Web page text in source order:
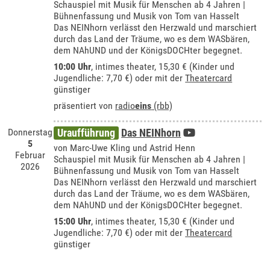
Schauspiel mit Musik für Menschen ab 4 Jahren |
Bühnenfassung und Musik von Tom van Hasselt
Das NEINhorn verlässt den Herzwald und marschiert
durch das Land der Träume, wo es dem WASbären,
dem NAhUND und der KönigsDOCHter begegnet.
10:00 Uhr, intimes theater, 15,30 € (Kinder und
Jugendliche: 7,70 €) oder mit derTheatercard
günstiger
präsentiert von radioeins (rbb)
Donnerstag
5
Februar
2026
Uraufführung Das NEINhorn
von Marc-Uwe Kling und Astrid Henn
Schauspiel mit Musik für Menschen ab 4 Jahren |
Bühnenfassung und Musik von Tom van Hasselt
Das NEINhorn verlässt den Herzwald und marschiert
durch das Land der Träume, wo es dem WASbären,
dem NAhUND und der KönigsDOCHter begegnet.
15:00 Uhr, intimes theater, 15,30 € (Kinder und
Jugendliche: 7,70 €) oder mit derTheatercard
günstiger